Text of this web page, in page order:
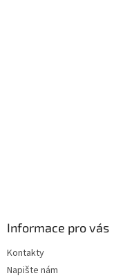
Informace pro vás
Kontakty
Napište nám